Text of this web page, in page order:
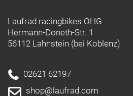
Laufrad racingbikes OHG
Hermann-Doneth-Str. 1
56112 Lahnstein (bei Koblenz)
02621 62197
shop@laufrad.com